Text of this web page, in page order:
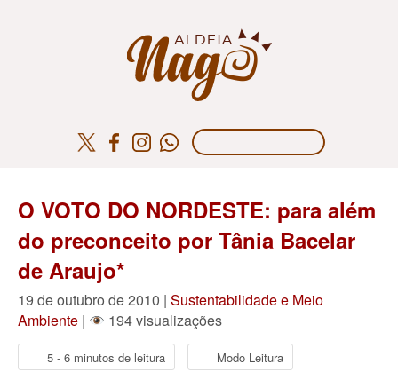
O VOTO DO NORDESTE: para além
do preconceito por Tânia Bacelar
de Araujo*
19 de outubro de 2010 | Sustentabilidade e Meio
Ambiente | 194 visualizações
5 - 6 minutos de leitura Modo Leitura